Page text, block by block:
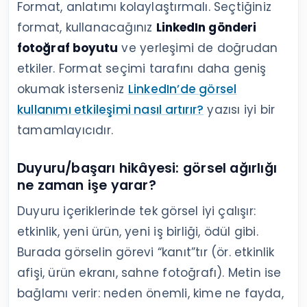
Format, anlatımı kolaylaştırmalı. Seçtiğiniz
format, kullanacağınız LinkedIn gönderi
fotoğraf boyutu ve yerleşimi de doğrudan
etkiler. Format seçimi tarafını daha geniş
okumak isterseniz LinkedIn’de görsel
kullanımı etkileşimi nasıl artırır? yazısı iyi bir
tamamlayıcıdır.
Duyuru/başarı hikâyesi: görsel ağırlığı
ne zaman işe yarar?
Duyuru içeriklerinde tek görsel iyi çalışır:
etkinlik, yeni ürün, yeni iş birliği, ödül gibi.
Burada görselin görevi “kanıt”tır (ör. etkinlik
afişi, ürün ekranı, sahne fotoğrafı). Metin ise
bağlamı verir: neden önemli, kime ne fayda,